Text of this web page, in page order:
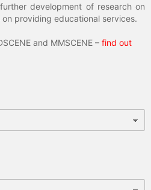
development of research on
on providing educational services.
and MMSCENE – find out